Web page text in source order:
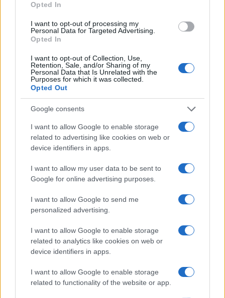
Opted In
I want to opt-out of processing my
Personal Data for Targeted Advertising.
Opted In
I want to opt-out of Collection, Use,
Retention, Sale, and/or Sharing of my
Personal Data that Is Unrelated with the
Purposes for which it was collected.
Opted Out
Google consents
I want to allow Google to enable storage
related to advertising like cookies on web or
device identifiers in apps.
I want to allow my user data to be sent to
Google for online advertising purposes.
I want to allow Google to send me
personalized advertising.
I want to allow Google to enable storage
related to analytics like cookies on web or
device identifiers in apps.
I want to allow Google to enable storage
related to functionality of the website or app.
PIÙ LETTI
Chi si muove spesso cerca soluzioni semplici: cresce
l’attenzione verso il noleggio auto
2
Fondi garantiti per i Gran Premi di Formula 1: 5,25
milioni per il 2026
F1 2026: Sainz valuta il futuro con Williams dopo una
stagione deludente
Formula 1 Circuito: Comparato punta al podio nel Gran
Formula 1: quando l’amore incontra i motori nei box
Sportmagazine: notizie, approfondimenti e classifiche su